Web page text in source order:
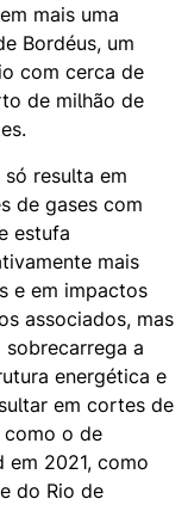
mais uma
Bordéus, um
com cerca de
de milhão de
só resulta em
de gases com
estufa
mais
e em impactos
associados, mas
sobrecarrega a
energética e
em cortes de
como o de
em 2021, como
do Rio de